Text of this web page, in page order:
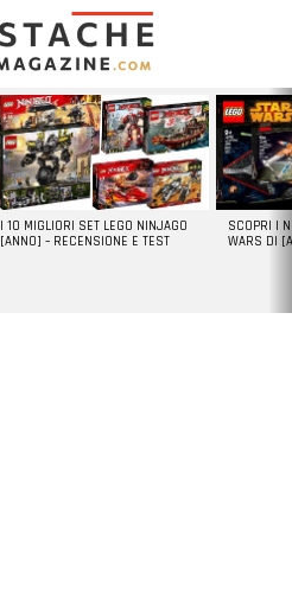
I 10 MIGLIORI SET LEGO NINJAGO
[ANNO] – RECENSIONE E TEST
SCOPRI I
WARS DI